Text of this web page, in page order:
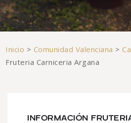
Inicio > Comunidad Valenciana >
Fruteria Carniceria Argana
INFORMACIÓN